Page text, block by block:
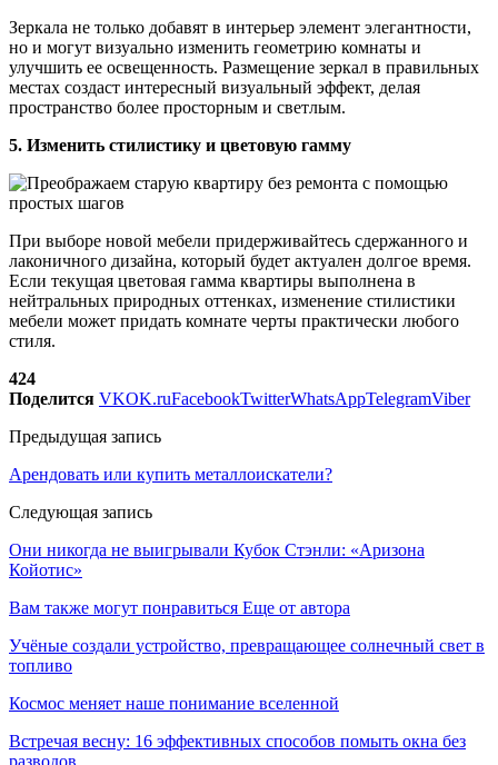
Зеркала не только добавят в интерьер элемент элегантности,
но и могут визуально изменить геометрию комнаты и
улучшить ее освещенность. Размещение зеркал в правильных
местах создаст интересный визуальный эффект, делая
пространство более просторным и светлым.
5. Изменить стилистику и цветовую гамму
При выборе новой мебели придерживайтесь сдержанного и
лаконичного дизайна, который будет актуален долгое время.
Если текущая цветовая гамма квартиры выполнена в
нейтральных природных оттенках, изменение стилистики
мебели может придать комнате черты практически любого
стиля.
424
Поделится VKOK.ruFacebookTwitterWhatsAppTelegramViber
Предыдущая запись
Арендовать или купить металлоискатели?
Следующая запись
Они никогда не выигрывали Кубок Стэнли: «Аризона
Койотис»
Вам также могут понравиться Еще от автора
Учёные создали устройство, превращающее солнечный свет в
топливо
Космос меняет наше понимание вселенной
Встречая весну: 16 эффективных способов помыть окна без
разводов